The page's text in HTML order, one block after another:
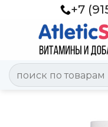
+7
Искать: